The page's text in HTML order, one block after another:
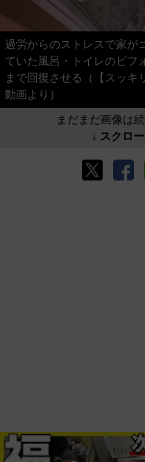
過労からのストレスで家
ていた風呂・トイレのビフ
まで回復させる（【スッキ
動画より）
まだまだ画像は
↓ スクロ